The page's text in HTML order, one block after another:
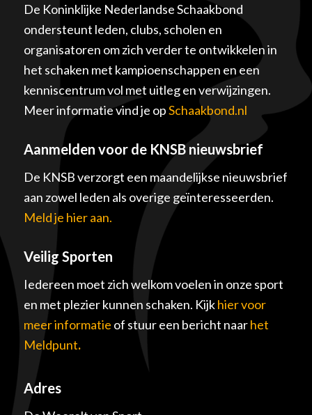
De Koninklijke Nederlandse Schaakbond
ondersteunt leden, clubs, scholen en
organisatoren om zich verder te ontwikkelen in
het schaken met kampioenschappen en een
kenniscentrum vol met uitleg en verwijzingen.
Meer informatie vind je opSchaakbond.nl
Aanmelden voor de KNSB nieuwsbrief
De KNSB verzorgt een maandelijkse nieuwsbrief
aan zowel leden als overige geïnteresseerden.
Meld je hier aan.
Veilig Sporten
Iedereen moet zich welkom voelen in onze sport
en met plezier kunnen schaken. Kijkhier voor
meer informatie of stuur een bericht naarhet
Meldpunt.
Adres